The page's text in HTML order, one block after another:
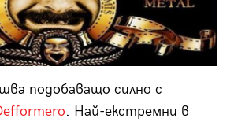
подобаващо силно с
. Най-екстремни в